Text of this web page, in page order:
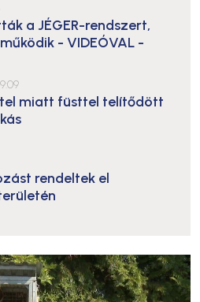
a JÉGER-rendszert,
- VIDEÓVAL -
miatt füsttel telítődött
rendeltek el